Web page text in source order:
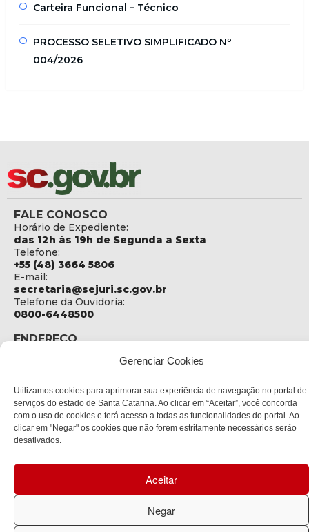
Gerenciar Cookies
Utilizamos cookies para aprimorar sua experiência de navegação no portal de
serviços do estado de Santa Catarina. Ao clicar em “Aceitar”, você concorda
com o uso de cookies e terá acesso a todas as funcionalidades do portal. Ao
clicar em "Negar" os cookies que não forem estritamente necessários serão
desativados.
Aceitar
Negar
Carteira Funcional – Técnico
PROCESSO SELETIVO SIMPLIFICADO Nº
004/2026
FALE CONOSCO
Horário de Expediente:
das 12h às 19h de Segunda a Sexta
Telefone:
+55 (48) 3664 5806
E-mail:
secretaria@sejuri.sc.gov.br
Telefone da Ouvidoria:
0800-6448500
ENDEREÇO
Rua Fúlvio Aducci, 1214 - Loja 06
Bairro:
Estreito - Florianópolis - SC
CEP:
88075-000
Política de privacidade
Copyright © 2023 Todos os Direitos Reservados SC - Governo de
Desenvolvedor: CIASC